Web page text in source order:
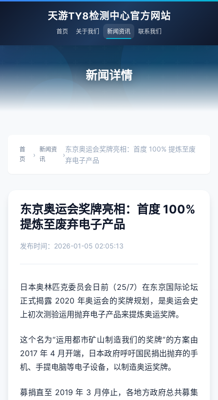
天游TY8检测中心官方网站
首页 关于我们 新闻资讯 联系我们
新闻详情
首
页
›
新闻资
讯
›
东京奥运会奖牌亮相：首度 100% 提炼至废
弃电子产品
东京奥运会奖牌亮相：首度 100%
提炼至废弃电子产品
发布时间：2026-01-05 02:05:13
日本奥林匹克委员会日前（25/7）在东京国际论坛
正式揭露 2020 年奥运会的奖牌规划，是奥运会史
上初次测验运用抛弃电子产品来提炼奥运奖牌。
这个名为“运用都市矿山制造我们的奖牌”的方案由
2017 年 4 月开端，日本政府呼吁国民捐出抛弃的手
机、手提电脑等电子设备，以制造奥运奖牌。
募捐直至 2019 年 3 月停止，各地方政府总共募集